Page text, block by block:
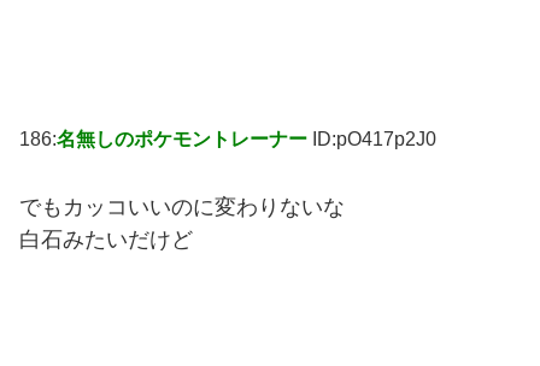
186:名無しのポケモントレーナー ID:pO417p2J0
でもカッコいいのに変わりないな
白石みたいだけど